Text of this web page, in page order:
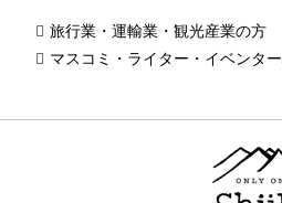
旅行業・運輸業・観光産業の方
マスコミ・ライター・イベンタ